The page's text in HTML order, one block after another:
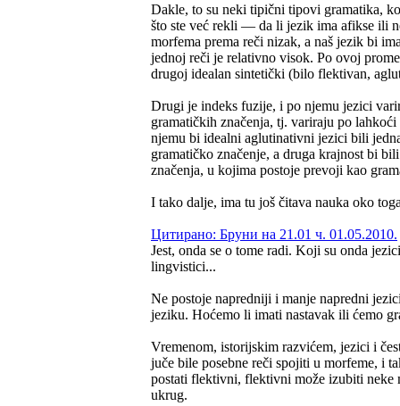
Dakle, to su neki tipični tipovi gramatika,
što ste već rekli — da li jezik ima afikse ili
morfema prema reči nizak, a naš jezik bi
jednoj reči je relativno visok. Po ovoj
drugoj idealan sintetički (bilo flektivan,
Drugi je indeks fuzije, i po njemu jezici
gramatičkih značenja, tj. variraju po
njemu bi idealni aglutinativni jezici bili
gramatičko značenje, a druga krajnost bi
značenja, u kojima postoje prevoji kao
I tako dalje, ima tu još čitava nauka oko
Цитирано: Бруни на 21.01 ч. 01.05.2010.
Jest, onda se o tome radi. Koji su onda
lingvistici...
Ne postoje napredniji i manje napredni
jeziku. Hoćemo li imati nastavak ili ćemo
Vremenom, istorijskim razvićem, jezici i
juče bile posebne reči spojiti u morfeme, i
postati flektivni, flektivni može izubiti neke
ukrug.